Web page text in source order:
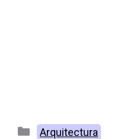
Categorías
Arquitectura